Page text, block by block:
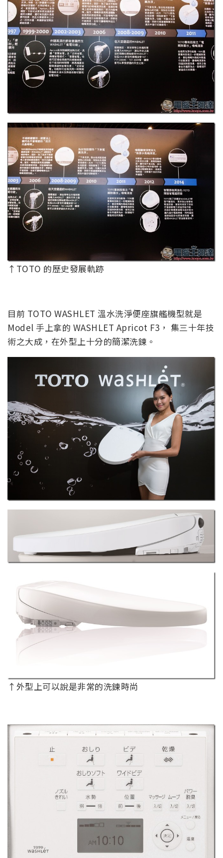
↑TOTO 的歷史發展軌跡
目前 TOTO WASHLET 溫水洗淨便座旗艦機型就是
Model 手上拿的 WASHLET Apricot F3， 集三十年技
術之大成，在外型上十分的簡潔洗鍊。
↑外型上可以說是非常的洗鍊時尚